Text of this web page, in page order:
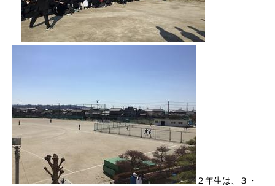
２年生は、３・